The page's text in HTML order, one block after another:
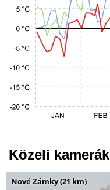
Közeli kamerák
Nové Zámky (21 km)